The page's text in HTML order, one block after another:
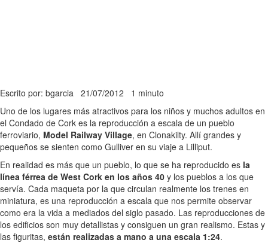
Escrito por: bgarcia 21/07/2012 1 minuto
Uno de los lugares más atractivos para los niños y muchos adultos en
el Condado de Cork es la reproducción a escala de un pueblo
ferroviario, Model Railway Village, en Clonakilty. Allí grandes y
pequeños se sienten como Gulliver en su viaje a Lilliput.
En realidad es más que un pueblo, lo que se ha reproducido es la
línea férrea de West Cork en los años 40 y los pueblos a los que
servía. Cada maqueta por la que circulan realmente los trenes en
miniatura, es una reproducción a escala que nos permite observar
como era la vida a mediados del siglo pasado. Las reproducciones de
los edificios son muy detallistas y consiguen un gran realismo. Estas y
las figuritas, están realizadas a mano a una escala 1:24.